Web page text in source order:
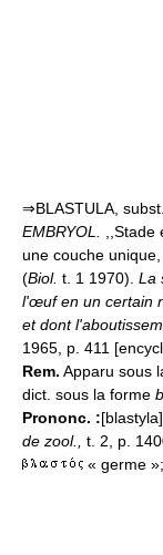
⇒BLASTULA,
EMBRYOL.
une couche
(Biol. t. 1 1970). La
l'œuf en un certain
et dont
1965, p. 411
Rem. Apparu sous
dict. sous la forme
Prononc. :[blastyla].
de zool.,
t. 2, p.
« germe